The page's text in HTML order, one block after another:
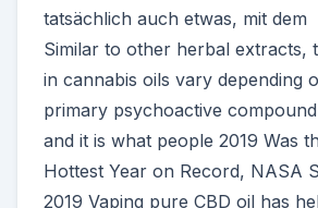
tatsächlich auch etwas, mit dem
Similar to other herbal extracts,
in cannabis oils vary depending
primary psychoactive
and it is what people 2019 Was
Hottest Year on Record, NASA
2019 Vaping pure CBD oil has